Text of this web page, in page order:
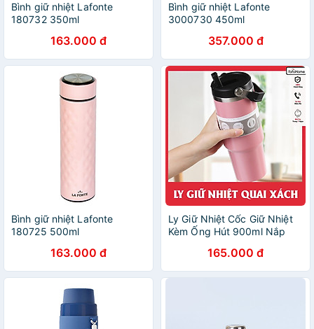
Bình giữ nhiệt Lafonte
180732 350ml
163.000 đ
Bình giữ nhiệt Lafonte
3000730 450ml
357.000 đ
Bình giữ nhiệt Lafonte
180725 500ml
163.000 đ
Ly Giữ Nhiệt Cốc Giữ Nhiệt
Kèm Ống Hút 900ml Nắp
Nhiệt 900ml165.000 đ